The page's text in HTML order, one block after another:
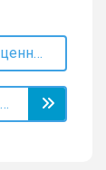
Встречают по одежке: бизнес-ценность дизайна
Частным мастерам на заметку: уведомления без лишних расходов